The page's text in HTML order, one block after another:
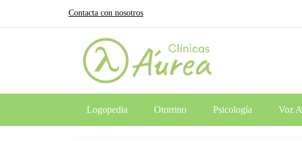
Contacta con nosotros
Logopedia Otorrino Psicología Voz